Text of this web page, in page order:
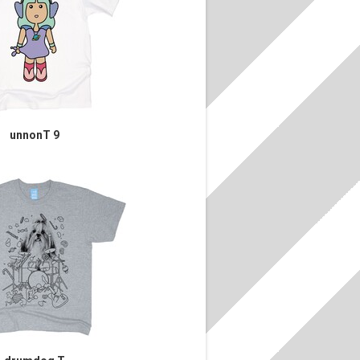
unnonT 9